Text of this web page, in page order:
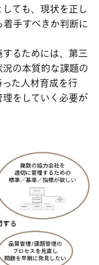
ても、現状を正し
手すべきか判断に
るためには、第三
の本質的な課題の
た人材育成を行
をしていく必要が